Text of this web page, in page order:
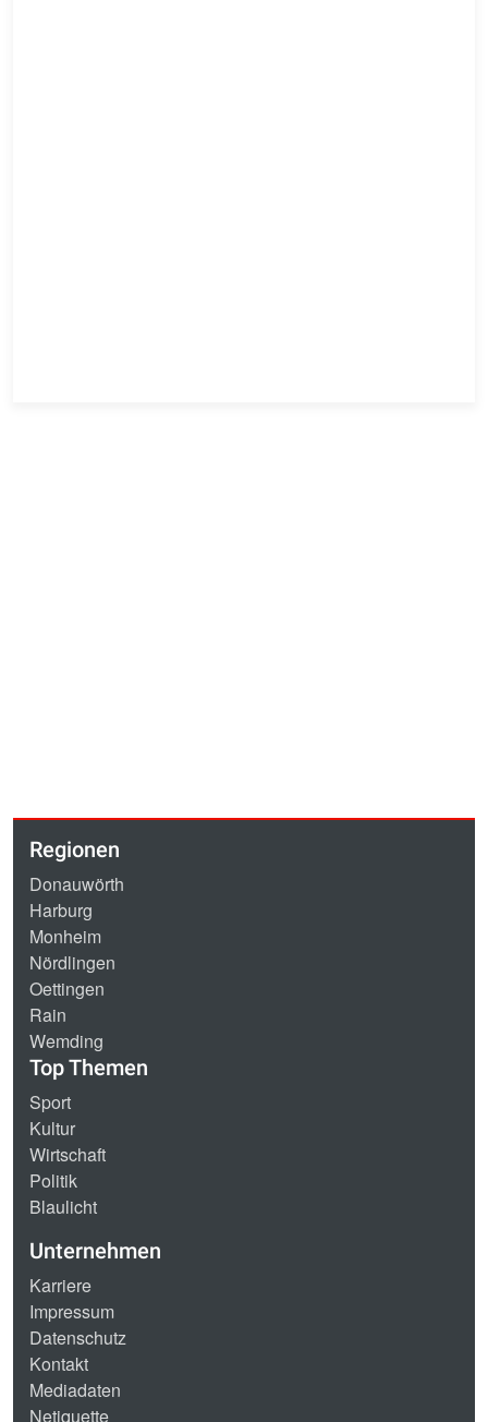
Regionen
Donauwörth
Harburg
Monheim
Nördlingen
Oettingen
Rain
Wemding
Top Themen
Sport
Kultur
Wirtschaft
Politik
Blaulicht
Unternehmen
Karriere
Impressum
Datenschutz
Kontakt
Mediadaten
Netiquette